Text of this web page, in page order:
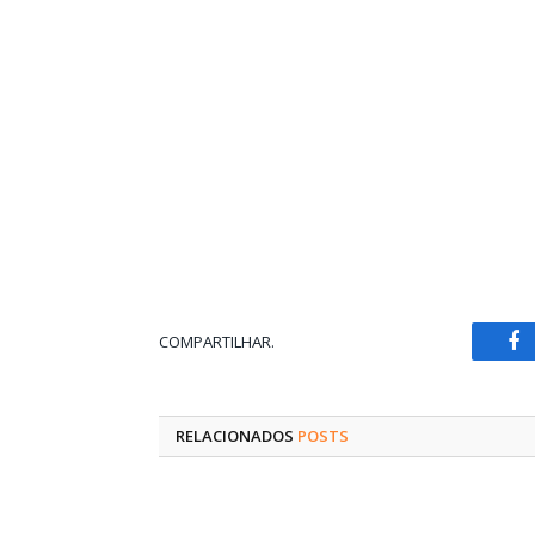
COMPARTILHAR.
RELACIONADOS POSTS